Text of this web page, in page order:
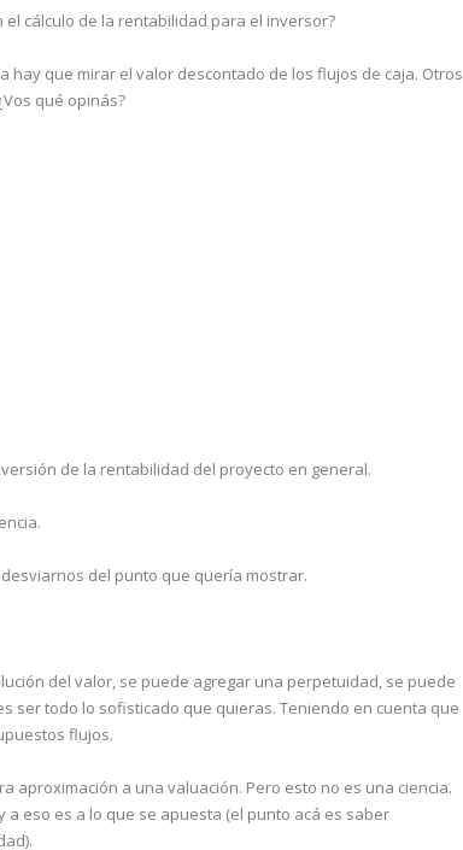
cálculo de la rentabilidad para el inversor?
que mirar el valor descontado de los flujos de caja. Otros
qué opinás?
de la rentabilidad del proyecto en general.
del punto que quería mostrar.
del valor, se puede agregar una perpetuidad, se puede
ser todo lo sofisticado que quieras. Teniendo en cuenta que
flujos.
aproximación a una valuación. Pero esto no es una ciencia.
eso es a lo que se apuesta (el punto acá es saber